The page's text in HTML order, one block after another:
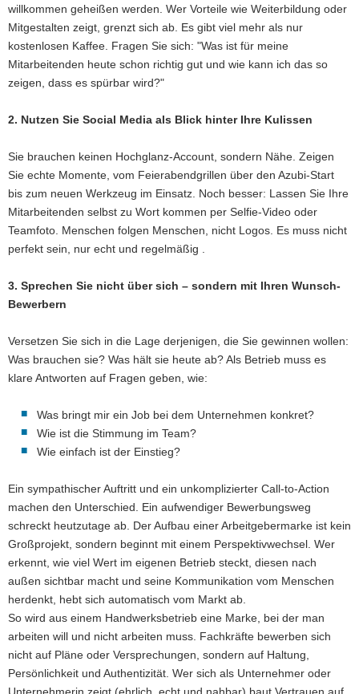
willkommen geheißen werden. Wer Vorteile wie Weiterbildung oder
Mitgestalten zeigt, grenzt sich ab. Es gibt viel mehr als nur
kostenlosen Kaffee. Fragen Sie sich: "Was ist für meine
Mitarbeitenden heute schon richtig gut und wie kann ich das so
zeigen, dass es spürbar wird?"
2. Nutzen Sie Social Media als Blick hinter Ihre Kulissen
Sie brauchen keinen Hochglanz-Account, sondern Nähe. Zeigen
Sie echte Momente, vom Feierabendgrillen über den Azubi-Start
bis zum neuen Werkzeug im Einsatz. Noch besser: Lassen Sie Ihre
Mitarbeitenden selbst zu Wort kommen per Selfie-Video oder
Teamfoto. Menschen folgen Menschen, nicht Logos. Es muss nicht
perfekt sein, nur echt und regelmäßig .
3. Sprechen Sie nicht über sich – sondern mit Ihren Wunsch-
Bewerbern
Versetzen Sie sich in die Lage derjenigen, die Sie gewinnen wollen:
Was brauchen sie? Was hält sie heute ab? Als Betrieb muss es
klare Antworten auf Fragen geben, wie:
Was bringt mir ein Job bei dem Unternehmen konkret?
Wie ist die Stimmung im Team?
Wie einfach ist der Einstieg?
Ein sympathischer Auftritt und ein unkomplizierter Call-to-Action
machen den Unterschied. Ein aufwendiger Bewerbungsweg
schreckt heutzutage ab. Der Aufbau einer Arbeitgebermarke ist kein
Großprojekt, sondern beginnt mit einem Perspektivwechsel. Wer
erkennt, wie viel Wert im eigenen Betrieb steckt, diesen nach
außen sichtbar macht und seine Kommunikation vom Menschen
herdenkt, hebt sich automatisch vom Markt ab.
So wird aus einem Handwerksbetrieb eine Marke, bei der man
arbeiten will und nicht arbeiten muss. Fachkräfte bewerben sich
nicht auf Pläne oder Versprechungen, sondern auf Haltung,
Persönlichkeit und Authentizität. Wer sich als Unternehmer oder